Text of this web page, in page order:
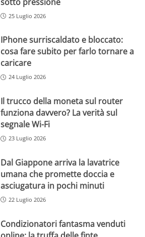
25 Luglio 2026
IPhone surriscaldato e bloccato:
cosa fare subito per farlo tornare a
caricare
24 Luglio 2026
Il trucco della moneta sul router
funziona davvero? La verità sul
segnale Wi-Fi
23 Luglio 2026
Dal Giappone arriva la lavatrice
umana che promette doccia e
asciugatura in pochi minuti
22 Luglio 2026
Condizionatori fantasma venduti